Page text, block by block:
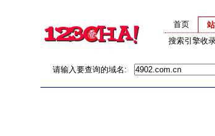
首页
搜索引擎收
请输入要查询的域名: